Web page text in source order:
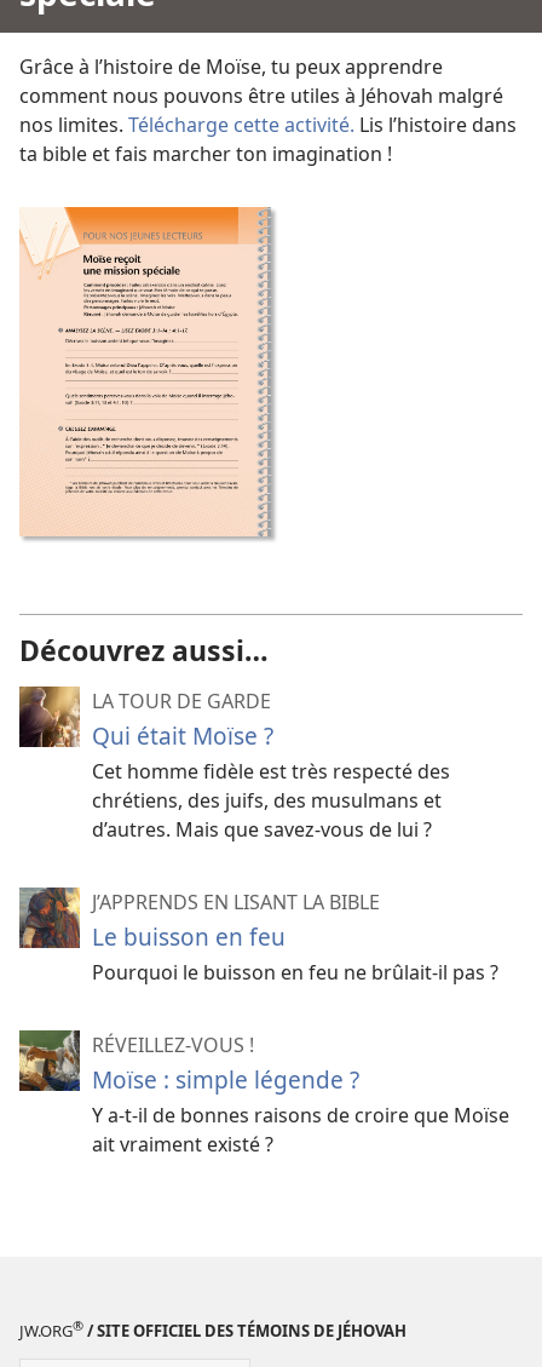
Grâce à l’histoire de Moïse, tu peux apprendre
comment nous pouvons être utiles à Jéhovah malgré
nos limites. Télécharge cette activité. Lis l’histoire dans
ta bible et fais marcher ton imagination !
Découvrez aussi…
LA TOUR DE GARDE
Qui était Moïse ?
Cet homme fidèle est très respecté des
chrétiens, des juifs, des musulmans et
d’autres. Mais que savez-vous de lui ?
J’APPRENDS EN LISANT LA BIBLE
Le buisson en feu
Pourquoi le buisson en feu ne brûlait-il pas ?
RÉVEILLEZ-VOUS !
Moïse : simple légende ?
Y a-t-il de bonnes raisons de croire que Moïse
ait vraiment existé ?
JW.ORG® / SITE OFFICIEL DES TÉMOINS DE JÉHOVAH